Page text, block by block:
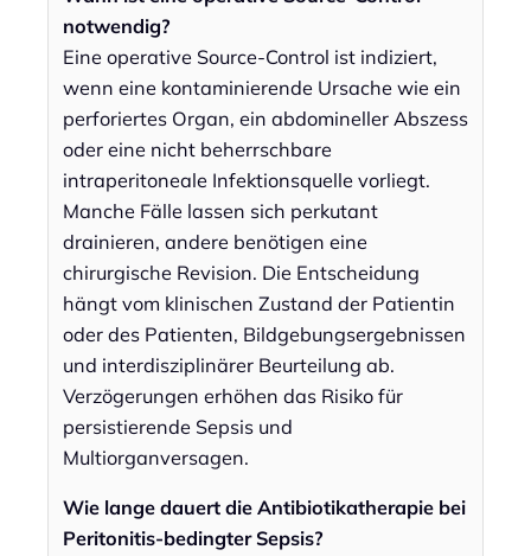
notwendig?
Eine operative Source-Control ist indiziert,
wenn eine kontaminierende Ursache wie ein
perforiertes Organ, ein abdomineller Abszess
oder eine nicht beherrschbare
intraperitoneale Infektionsquelle vorliegt.
Manche Fälle lassen sich perkutant
drainieren, andere benötigen eine
chirurgische Revision. Die Entscheidung
hängt vom klinischen Zustand der Patientin
oder des Patienten, Bildgebungsergebnissen
und interdisziplinärer Beurteilung ab.
Verzögerungen erhöhen das Risiko für
persistierende Sepsis und
Multiorganversagen.
Wie lange dauert die Antibiotikatherapie bei
Peritonitis-bedingter Sepsis?